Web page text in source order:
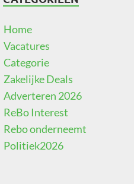
Home
Vacatures
Categorie
Zakelijke Deals
Adverteren 2026
ReBo Interest
Rebo onderneemt
Politiek2026